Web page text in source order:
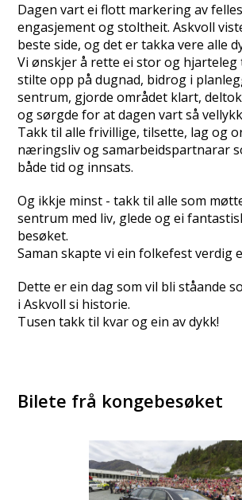
Dagen vart ei flott markering av
engasjement og stoltheit. Askvoll
beste side, og det er takka vere alle
Vi ønskjer å rette ei stor og hjarteleg
stilte opp på dugnad, bidrog i
sentrum, gjorde området klart,
og sørgde for at dagen vart så
Takk til alle frivillige, tilsette, lag og
næringsliv og samarbeidspartnarar
både tid og innsats.
Og ikkje minst - takk til alle som
sentrum med liv, glede og ei
besøket.
Saman skapte vi ein folkefest verdig
Dette er ein dag som vil bli ståande
i Askvoll si historie.
Tusen takk til kvar og ein av dykk!
Bilete frå kongebesøket